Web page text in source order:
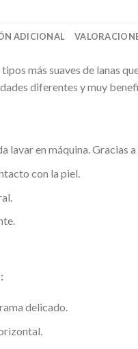
ADICIONAL
más suaves de lanas
diferentes y muy
lavar en máquina.
con la piel.
delicado.